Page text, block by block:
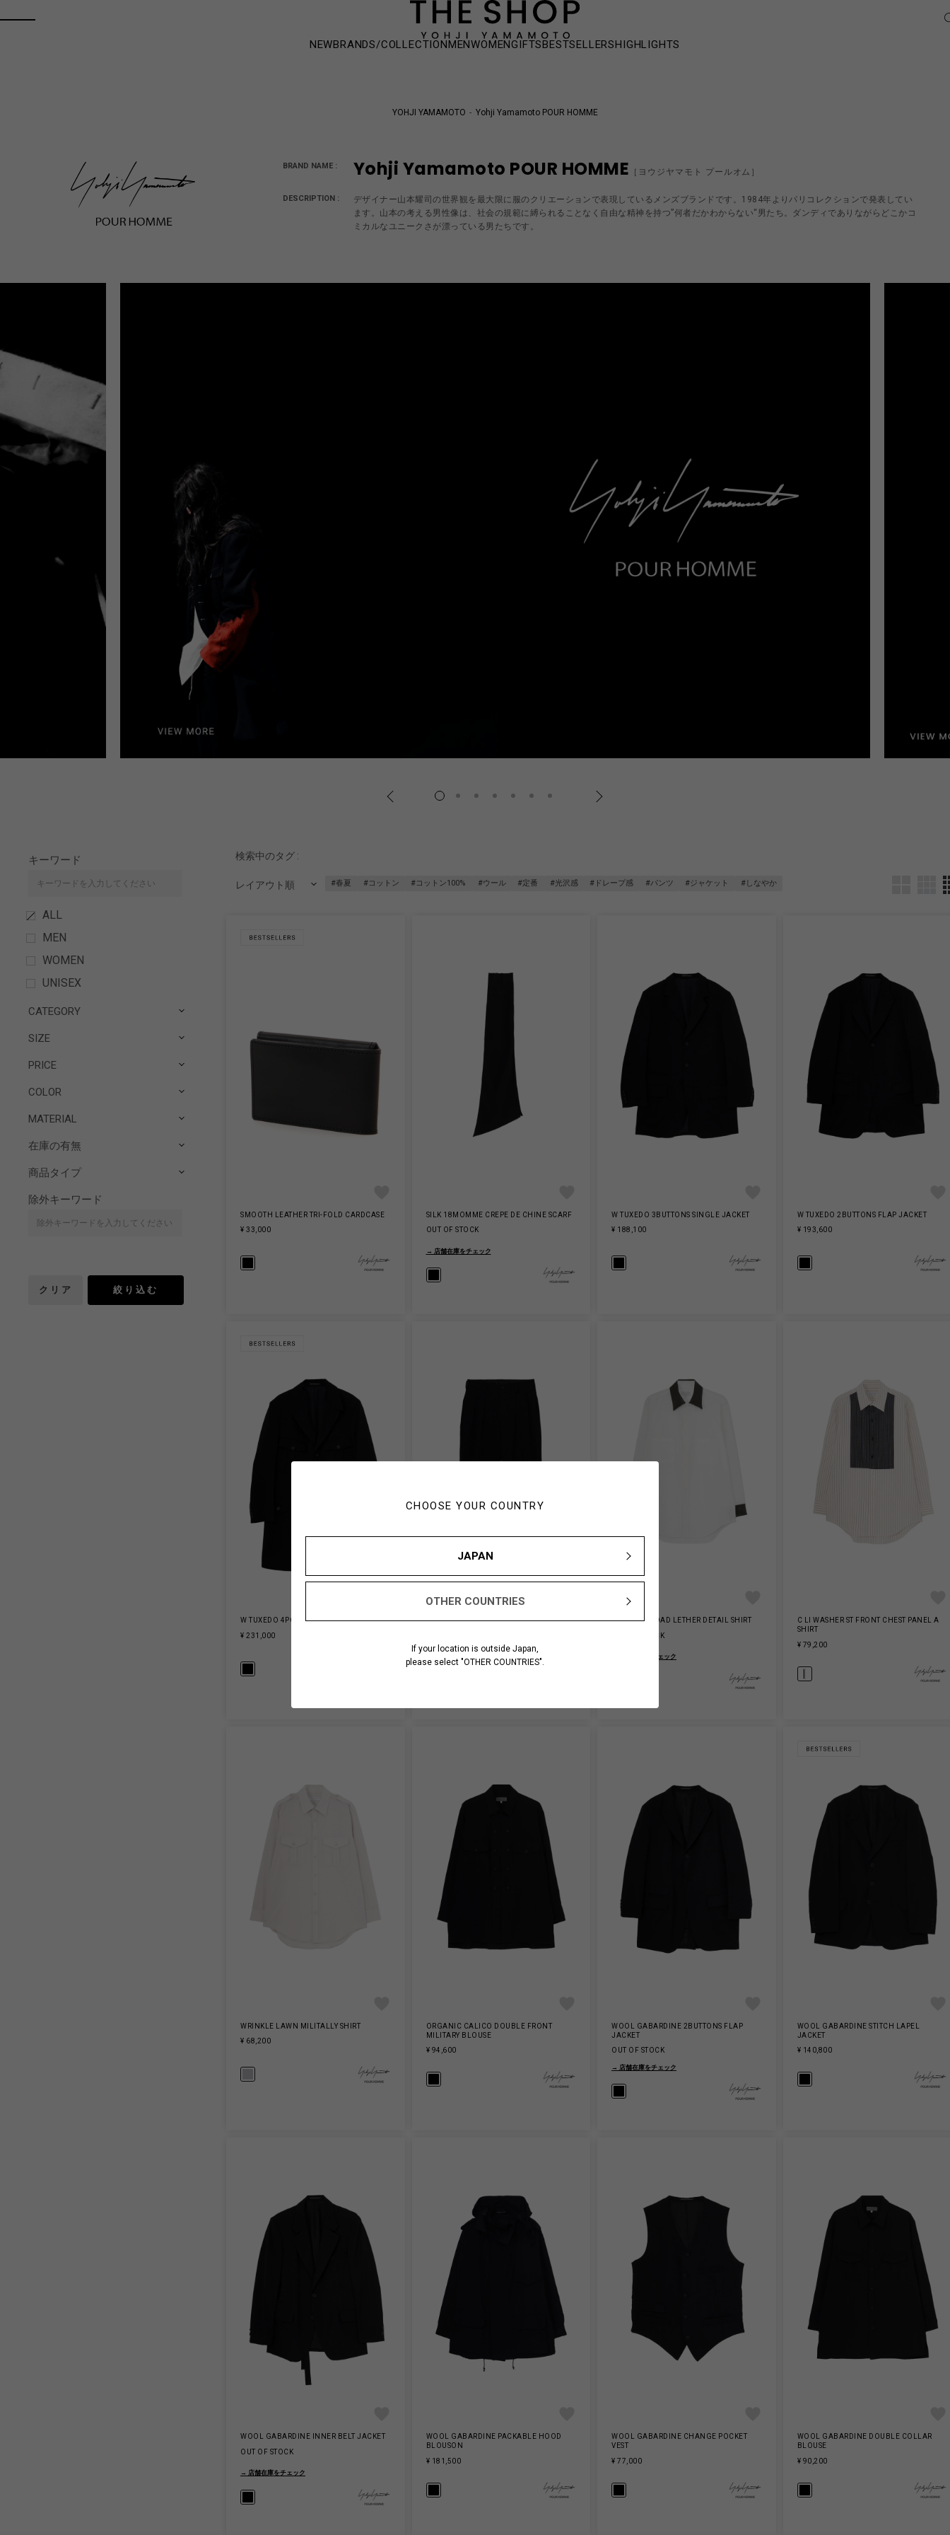
CHOOSE YOUR COUNTRY
JAPAN
OTHER COUNTRIES
If your location is outside Japan,
please select "OTHER COUNTRIES".
NEWBRANDS/COLLECTIONMENWOMENGIFTSBESTSELLERSHIGHLIGHTS
YOHJI YAMAMOTO Yohji Yamamoto POUR HOMME
BRAND NAME : Yohji Yamamoto POUR HOMME ［ヨウジヤマモト プールオム］
DESCRIPTION :
デザイナー山本耀司の世界観を最大限に服のクリエーションで表現しているメンズブランドです。1984年よりパリコレクションで発表してい
ます。山本の考える男性像は、社会の規範に縛られることなく自由な精神を持つ”何者だかわからない“男たち。ダンディでありながらどこかコ
ミカルなユニークさが漂っている男たちです。
検索中のタグ :
レイアウト順 #春夏 #コットン #コットン100% #ウール #定番 #光沢感 #ドレープ感 #パンツ #ジャケット #しなやか
SMOOTH LEATHER TRI-FOLD CARDCASE
¥ 33,000
SILK 18MOMME CREPE DE CHINE SCARF
OUT OF STOCK
→ 店舗在庫をチェック
W TUXEDO 3BUTTONS SINGLE JACKET
¥ 188,100
W TUXEDO 2BUTTONS FLAP JACKET
¥ 193,600
W TUXEDO 4POCKET DR. JACKET
¥ 231,000
W TUXEDO 2TUCKS SLIM PANTS
COTTON BROAD LETHER DETAIL SHIRT
OUT OF STOCK
→ 店舗在庫をチェック
C LI WASHER ST FRONT CHEST PANEL A
SHIRT
¥ 79,200
WRINKLE LAWN MILITALLY SHIRT
¥ 68,200
ORGANIC CALICO DOUBLE FRONT
MILITARY BLOUSE
¥ 94,600
WOOL GABARDINE 2BUTTONS FLAP
JACKET
OUT OF STOCK
→ 店舗在庫をチェック
WOOL GABARDINE STITCH LAPEL
JACKET
¥ 140,800
WOOL GABARDINE INNER BELT JACKET
OUT OF STOCK
→ 店舗在庫をチェック
WOOL GABARDINE PACKABLE HOOD
BLOUSON
¥ 181,500
WOOL GABARDINE CHANGE POCKET
VEST
¥ 77,000
WOOL GABARDINE DOUBLE COLLAR
BLOUSE
¥ 90,200
キーワード
ALL
MEN
WOMEN
UNISEX
CATEGORY
SIZE
PRICE
COLOR
MATERIAL
在庫の有無
商品タイプ
除外キーワード
クリア 絞り込む